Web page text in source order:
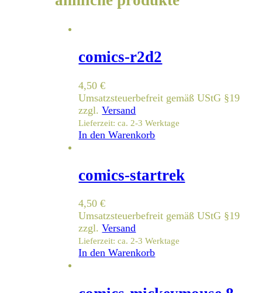
comics-r2d2
4,50€
Umsatzsteuerbefreit gemäß UStG §19
zzgl.Versand
Lieferzeit: ca. 2-3 Werktage
In den Warenkorb
comics-startrek
4,50€
Umsatzsteuerbefreit gemäß UStG §19
zzgl.Versand
Lieferzeit: ca. 2-3 Werktage
In den Warenkorb